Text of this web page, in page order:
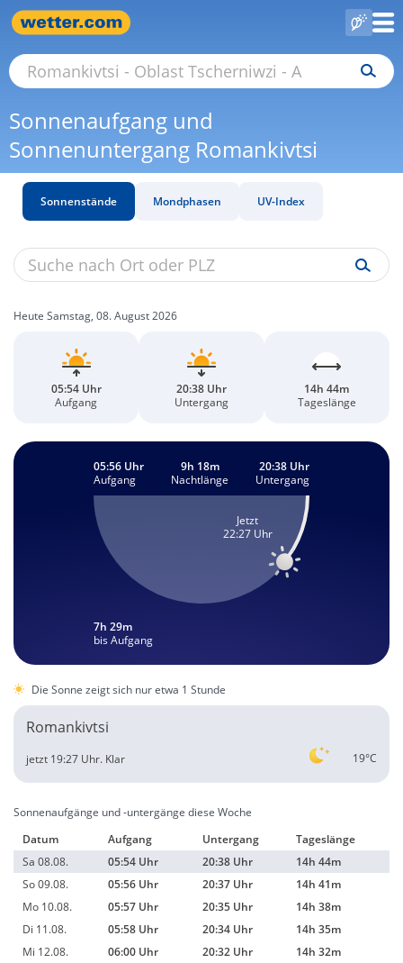
Sonnenaufgang und
Sonnenuntergang Romankivtsi
Sonnenstände Mondphasen UV-Index
Heute Samstag, 08. August 2026
05:54 Uhr
Aufgang
20:38 Uhr
Untergang
14h 44m
Tageslänge
7h 29m
bis Aufgang
Jetzt
22:27 Uhr
05:56 Uhr
Aufgang
9h 18m
Nachtlänge
20:38 Uhr
Untergang
Die Sonne zeigt sich nur etwa 1 Stunde
Romankivtsi
19°C
jetzt 19:27 Uhr. Klar
Sonnenaufgänge und -untergänge diese Woche
Datum
Aufgang Untergang
Tageslänge
Sa 08.08.
05:54 Uhr 20:38 Uhr
14h 44m
So 09.08.
05:56 Uhr 20:37 Uhr
14h 41m
Mo 10.08.
05:57 Uhr 20:35 Uhr
14h 38m
Di 11.08.
05:58 Uhr 20:34 Uhr
14h 35m
Mi 12.08.
06:00 Uhr 20:32 Uhr
14h 32m